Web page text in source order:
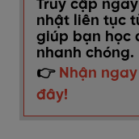
Truy cập
nhật liên tục
giúp bạn học
nhanh chóng.
👉 Nhận
đây!